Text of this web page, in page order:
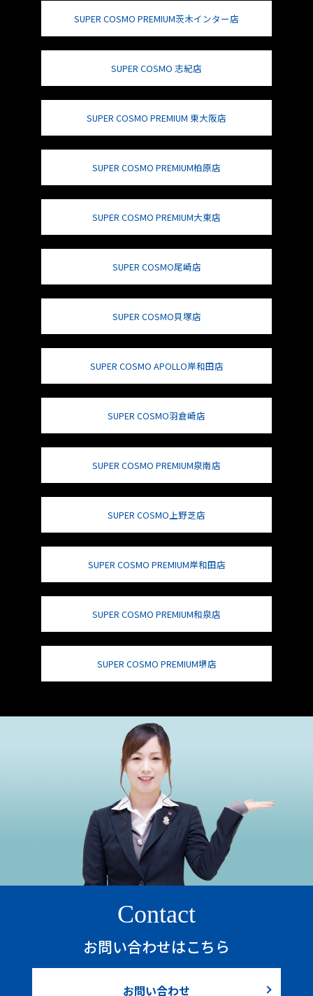
SUPER COSMO PREMIUM茨木インター店
SUPER COSMO 志紀店
SUPER COSMO PREMIUM 東大阪店
SUPER COSMO PREMIUM柏原店
SUPER COSMO PREMIUM大東店
SUPER COSMO尾崎店
SUPER COSMO貝塚店
SUPER COSMO APOLLO岸和田店
SUPER COSMO羽倉崎店
SUPER COSMO PREMIUM泉南店
SUPER COSMO上野芝店
SUPER COSMO PREMIUM岸和田店
SUPER COSMO PREMIUM和泉店
SUPER COSMO PREMIUM堺店
Contact
お問い合わせはこちら
お問い合わせ